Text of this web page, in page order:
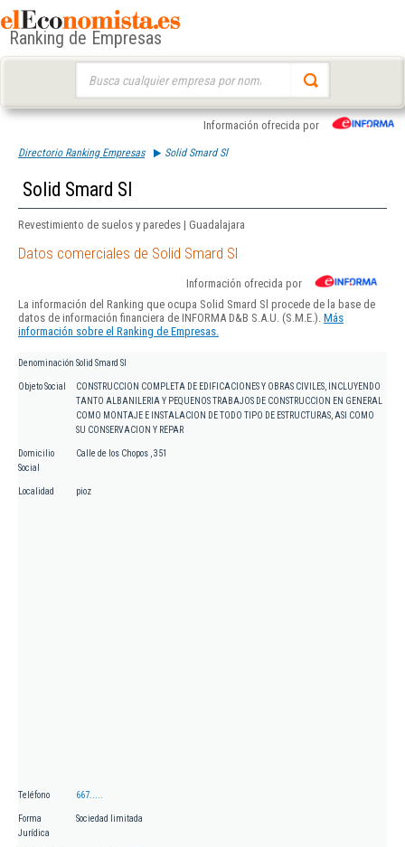
Ranking de Empresas
Información ofrecida por
Directorio Ranking Empresas Solid Smard Sl
Solid Smard Sl
Revestimiento de suelos y paredes | Guadalajara
Datos comerciales de Solid Smard Sl
Información ofrecida por
La información del Ranking que ocupa Solid Smard Sl procede de la base de
datos de información financiera de INFORMA D&B S.A.U. (S.M.E.). Más
información sobre el Ranking de Empresas.
Denominación Solid Smard Sl
Objeto Social
CONSTRUCCION COMPLETA DE EDIFICACIONES Y OBRAS CIVILES, INCLUYENDO
TANTO ALBANILERIA Y PEQUENOS TRABAJOS DE CONSTRUCCION EN GENERAL
COMO MONTAJE E INSTALACION DE TODO TIPO DE ESTRUCTURAS, ASI COMO
SU CONSERVACION Y REPAR
Domicilio
Social
Calle de los Chopos , 351
Localidad pioz
Teléfono 667.....
Forma
Jurídica
Sociedad limitada